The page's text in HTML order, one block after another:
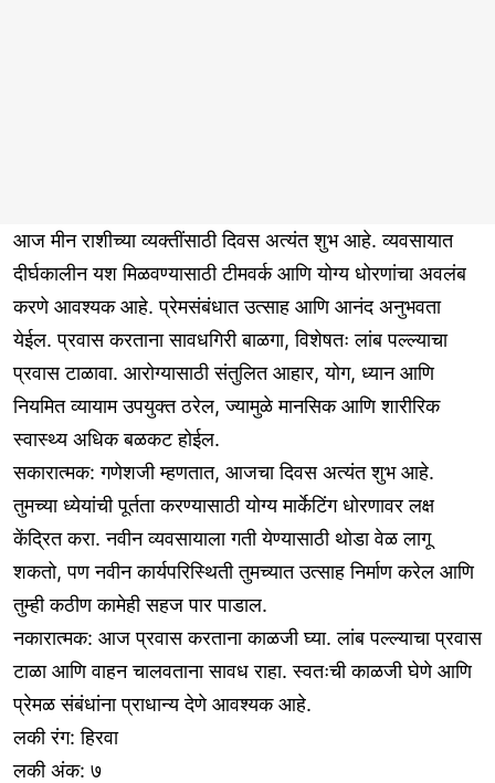
आज मीन राशीच्या व्यक्तींसाठी दिवस अत्यंत शुभ आहे. व्यवसायात
दीर्घकालीन यश मिळवण्यासाठी टीमवर्क आणि योग्य धोरणांचा अवलंब
करणे आवश्यक आहे. प्रेमसंबंधात उत्साह आणि आनंद अनुभवता
येईल. प्रवास करताना सावधगिरी बाळगा, विशेषतः लांब पल्ल्याचा
प्रवास टाळावा. आरोग्यासाठी संतुलित आहार, योग, ध्यान आणि
नियमित व्यायाम उपयुक्त ठरेल, ज्यामुळे मानसिक आणि शारीरिक
स्वास्थ्य अधिक बळकट होईल.
सकारात्मक: गणेशजी म्हणतात, आजचा दिवस अत्यंत शुभ आहे.
तुमच्या ध्येयांची पूर्तता करण्यासाठी योग्य मार्केटिंग धोरणावर लक्ष
केंद्रित करा. नवीन व्यवसायाला गती येण्यासाठी थोडा वेळ लागू
शकतो, पण नवीन कार्यपरिस्थिती तुमच्यात उत्साह निर्माण करेल आणि
तुम्ही कठीण कामेही सहज पार पाडाल.
नकारात्मक: आज प्रवास करताना काळजी घ्या. लांब पल्ल्याचा प्रवास
टाळा आणि वाहन चालवताना सावध राहा. स्वतःची काळजी घेणे आणि
प्रेमळ संबंधांना प्राधान्य देणे आवश्यक आहे.
लकी रंग: हिरवा
लकी अंक: ७